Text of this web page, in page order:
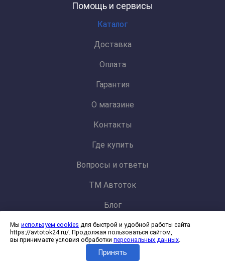
Помощь и сервисы
Каталог
Доставка
Оплата
Гарантия
О магазине
Контакты
Где купить
Вопросы и ответы
ТМ Автоток
Блог
Политика конфиденциальности и обработки персональных данных
Согласие на обработку файлов cookies
Мы используем cookies для быстрой и удобной работы сайта
https://avtotok24.ru/. Продолжая пользоваться сайтом,
вы принимаете условия обработки персональных данных.
Принять